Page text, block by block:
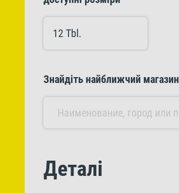
12 Tbl.
Знайдіть найближчий магазин
Деталі